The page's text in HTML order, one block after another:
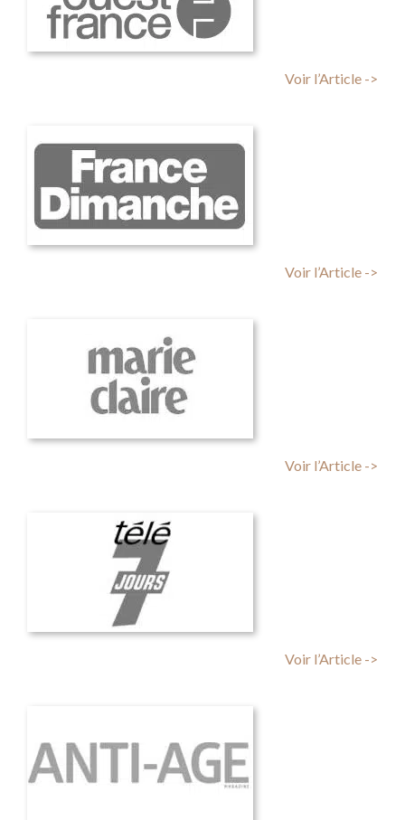
Voir l’Article ->
Voir l’Article ->
Voir l’Article ->
Voir l’Article ->